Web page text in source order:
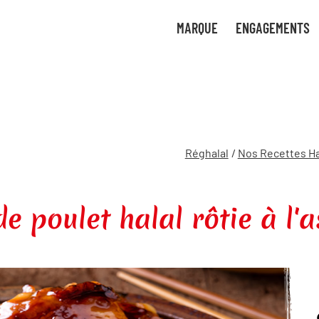
MARQUE ENGAGEMENTS
Réghalal / Nos Recettes
poulet halal rôtie à